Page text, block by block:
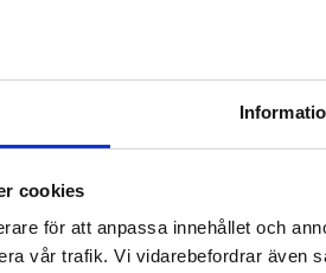
cookies
för att anpassa innehållet och
vår trafik. Vi vidarebefordrar även